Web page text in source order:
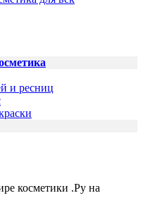
и ресниц